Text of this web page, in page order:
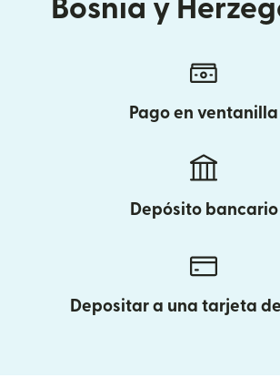
Bosnia y
Pago en ventanilla
Depósito bancario
Depositar a una tarjeta